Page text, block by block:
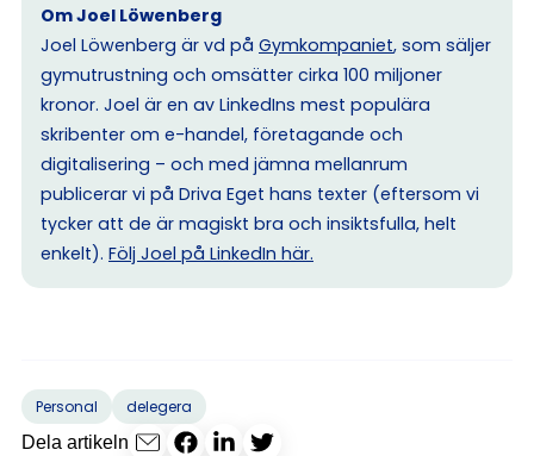
Om Joel Löwenberg
Joel Löwenberg är vd på Gymkompaniet, som säljer
gymutrustning och omsätter cirka 100 miljoner
kronor. Joel är en av LinkedIns mest populära
skribenter om e-handel, företagande och
digitalisering – och med jämna mellanrum
publicerar vi på Driva Eget hans texter (eftersom vi
tycker att de är magiskt bra och insiktsfulla, helt
enkelt). Följ Joel på LinkedIn här.
Personal
delegera
Dela artikeln